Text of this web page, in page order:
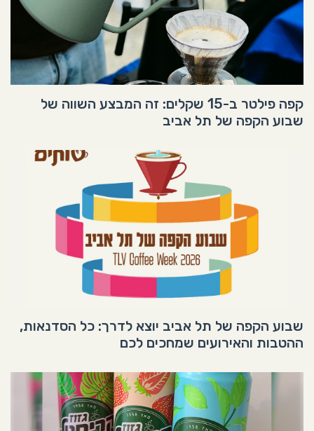
קפה פילטר ב-15 שקלים: זה המבצע השווה של
שבוע הקפה של תל אביב
שבוע הקפה של תל אביב יוצא לדרך: כל הסדנאות,
ההטבות והאירועים שמחכים לכם